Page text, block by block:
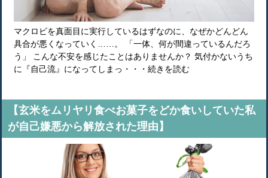
マクロビを真面目に実行しているはずなのに、なぜかどんどん
具合が悪くなっていく……。 「一体、何が間違っているんだろ
う」 こんな不安を感じたことはありませんか？ 気付かないうち
に『自己流』になってしまっ・・・続きを読む
【玄米をムリヤリ食べお菓子をどか食いしていた私
が自己嫌悪から解放された理由】